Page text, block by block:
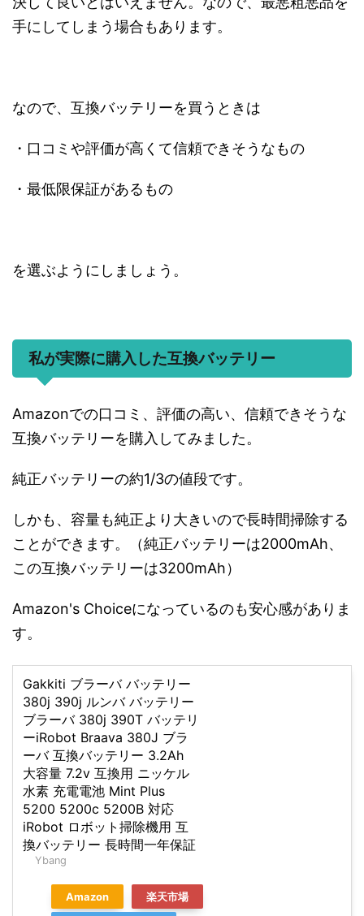
手にしてしまう場合もあります。
なので、互換バッテリーを買うときは
・口コミや評価が高くて信頼できそうなもの
・最低限保証があるもの
を選ぶようにしましょう。
私が実際に購入した互換バッテリー
Amazonでの口コミ、評価の高い、信頼できそうな
互換バッテリーを購入してみました。
純正バッテリーの約1/3の値段です。
しかも、容量も純正より大きいので長時間掃除する
ことができます。（純正バッテリーは2000mAh、
この互換バッテリーは3200mAh）
Amazon's Choiceになっているのも安心感がありま
す。
Gakkiti ブラーバ バッテリー
380j 390j ルンバ バッテリー
ブラーバ 380j 390T バッテリ
ーiRobot Braava 380J ブラ
ーバ 互換バッテリー 3.2Ah
大容量 7.2v 互換用 ニッケル
水素 充電電池 Mint Plus
5200 5200c 5200B 対応
iRobot ロボット掃除機用 互
換バッテリー 長時間一年保証
Ybang
Amazon 楽天市場